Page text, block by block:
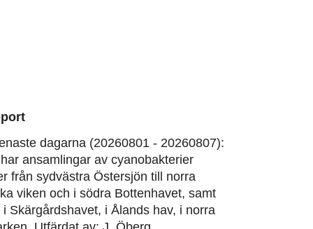
dagarna (20260801 - 20260807):
ansamlingar av cyanobakterier
från sydvästra Östersjön till norra
viken och i södra Bottenhavet, samt
Skärgårdshavet, i Ålands hav, i norra